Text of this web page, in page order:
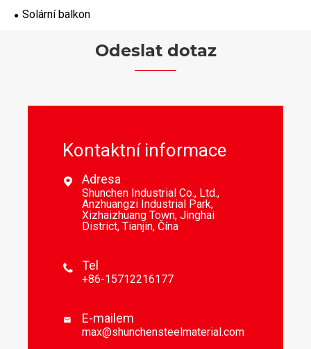
Solární balkon
Odeslat dotaz
Kontaktní informace
 Adresa
Shunchen Industrial Co., Ltd.,
Anzhuangzi Industrial Park,
Xizhaizhuang Town, Jinghai
District, Tianjin, Čína
 Tel
+86-15712216177
 E-mailem
max@shunchensteelmaterial.com